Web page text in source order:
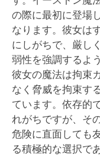
の際に最初に登場
なります。彼女は
にしがちで、厳し
弱性を強調するよ
彼女の魔法は拘束
なく脅威を拘束す
ています。依存的
れがちですが、そ
危険に直面しても
る積極的な選択で